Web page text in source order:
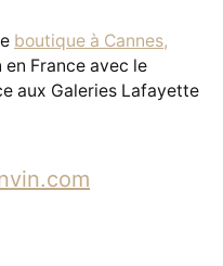
boutique à Cannes,
France avec le
aux Galeries Lafayette